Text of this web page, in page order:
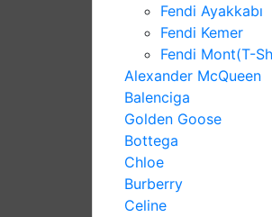
Fendi Ayakkabı
Fendi Kemer
Fendi Mont(T-
Alexander McQueen
Balenciga
Golden Goose
Bottega
Chloe
Burberry
Celine